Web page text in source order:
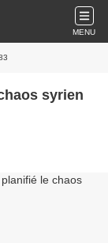
MENU
syrien